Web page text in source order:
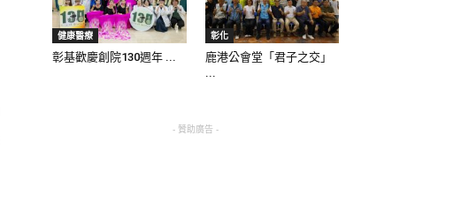
健康醫療
彰基歡慶創院130週年 ...
彰化
鹿港公會堂「君子之交」
...
- 贊助廣告 -